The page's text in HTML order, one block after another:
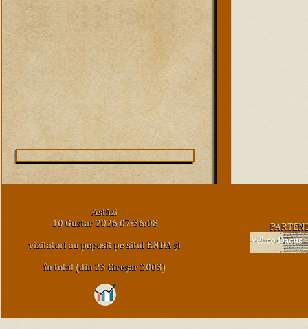
Astăzi
10 Gustar 2026 07:36:08
vizitatori au poposit pe situl ENDA şi
în total (din 23 Cireşar 2003)